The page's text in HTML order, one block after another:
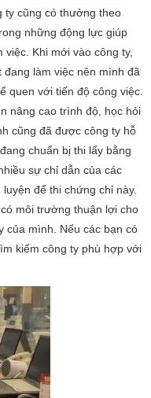
ty cũng có thưởng theo
những động lực giúp
Khi mới vào công ty,
làm việc nên mình đã
quen với tiến độ công việc.
nâng cao trình độ, học hỏi
cũng đã được công ty hỗ
chuẩn bị thi lấy bằng
sự chỉ dẫn của các
để thi chứng chỉ này.
môi trường thuận lợi cho
của mình. Nếu các bạn có
kiếm công ty phù hợp với